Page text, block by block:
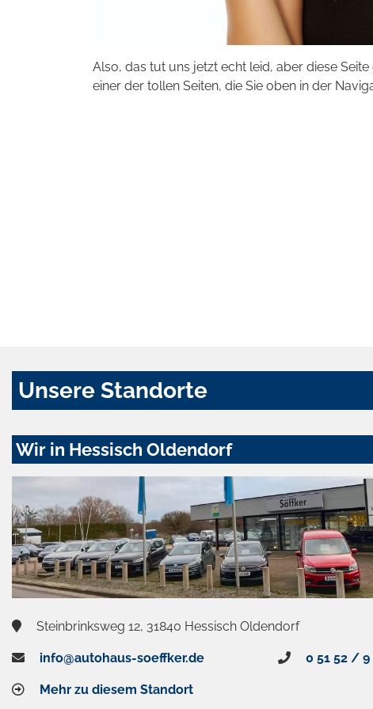
Also, das tut uns jetzt echt leid, aber diese
einer der tollen Seiten, die Sie oben in der
Unsere Standorte
Wir in Hessisch Oldendorf
Steinbrinksweg 12, 31840 Hessisch Oldendorf
info@autohaus-soeffker.de 0 51 52 / 9
Mehr zu diesem Standort